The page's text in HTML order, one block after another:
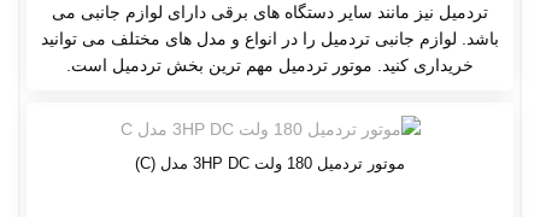
تردمیل نیز مانند سایر دستگاه های برقی دارای لوازم جانبی می
باشد. لوازم جانبی تردمیل را در انواع و مدل های مختلف می توانید
خریداری کنید. موتور تردمیل مهم ترین بخش تردمیل است.
موتور تردمیل 180 ولت 3HP DC مدل (C)